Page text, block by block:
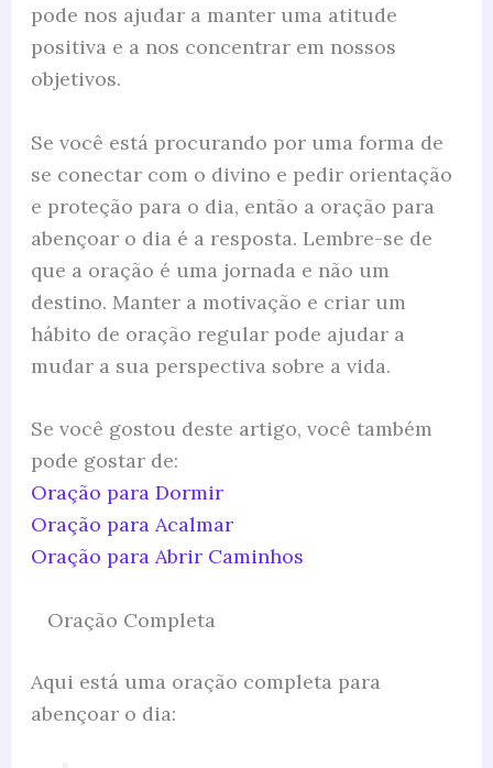
pode nos ajudar a manter uma atitude
positiva e a nos concentrar em nossos
objetivos.
Se você está procurando por uma forma de
se conectar com o divino e pedir orientação
e proteção para o dia, então a oração para
abençoar o dia é a resposta. Lembre-se de
que a oração é uma jornada e não um
destino. Manter a motivação e criar um
hábito de oração regular pode ajudar a
mudar a sua perspectiva sobre a vida.
Se você gostou deste artigo, você também
pode gostar de:
Oração para Dormir
Oração para Acalmar
Oração para Abrir Caminhos
Oração Completa
Aqui está uma oração completa para
abençoar o dia: